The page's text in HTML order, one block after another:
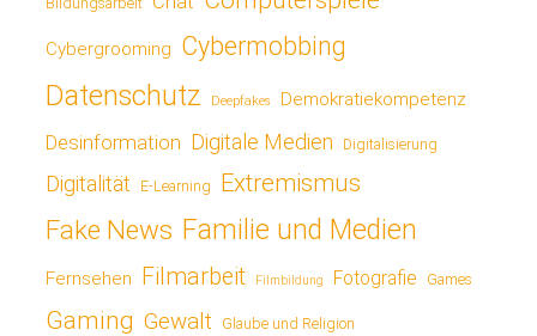
Cybergrooming Cybermobbing
Datenschutz Deepfakes Demokratiekompetenz
Desinformation Digitale Medien Digitalisierung
Digitalität E-Learning Extremismus
Fake News Familie und Medien
Fernsehen Filmarbeit Filmbildung Fotografie Games
Gaming Gewalt Glaube und Religion